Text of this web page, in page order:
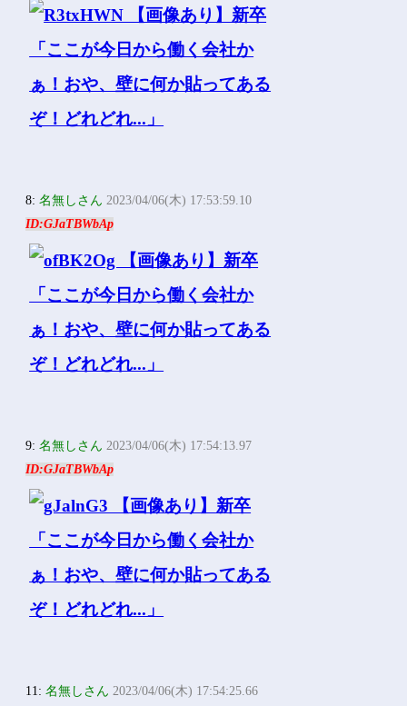
8:名無しさん 2023/04/06(木) 17:53:59.10
ID:GJaTBWbAp
9:名無しさん 2023/04/06(木) 17:54:13.97
ID:GJaTBWbAp
11:名無しさん 2023/04/06(木) 17:54:25.66